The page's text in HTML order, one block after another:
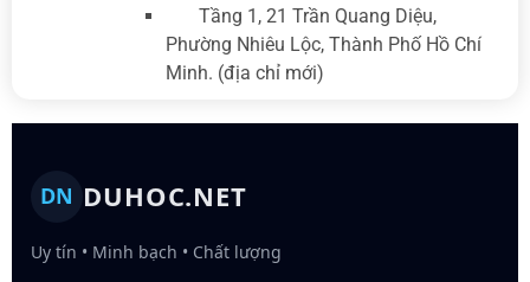
Tầng 1, 21 Trần Quang Diệu,
Phường Nhiêu Lộc, Thành Phố Hồ Chí
Minh. (địa chỉ mới)
DN DUHOC.NET
Uy tín • Minh bạch • Chất lượng